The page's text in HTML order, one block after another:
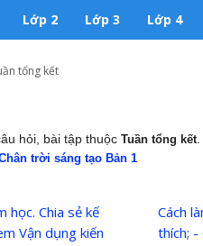
Lớp 2 Lớp 3 Lớp 4
tổng kết
hỏi, bài tập thuộc Tuần tổng kết.
trời sáng tạo Bản 1
học. Chia sẻ kế
Vận dụng kiến
Cách
thích; -